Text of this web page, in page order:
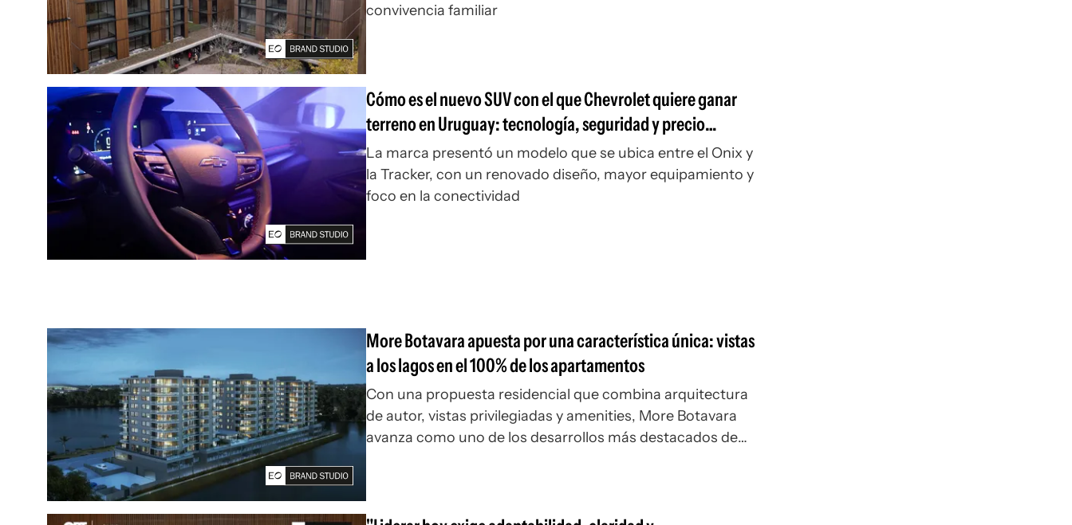
convivencia familiar
Cómo es el nuevo SUV con el que Chevrolet quiere ganar
terreno en Uruguay: tecnología, seguridad y precio
competitivo
La marca presentó un modelo que se ubica entre el Onix y
la Tracker, con un renovado diseño, mayor equipamiento y
foco en la conectividad
More Botavara apuesta por una característica única: vistas
a los lagos en el 100% de los apartamentos
Con una propuesta residencial que combina arquitectura
de autor, vistas privilegiadas y amenities, More Botavara
avanza como uno de los desarrollos más destacados de